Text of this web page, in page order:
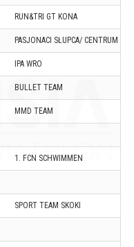
RUN&TRI GT KONA
PASJONACI SŁUPCA/ CENTRUM
IPA WRO
BULLET TEAM
MMD TEAM
1. FCN SCHWIMMEN
SPORT TEAM SKOKI